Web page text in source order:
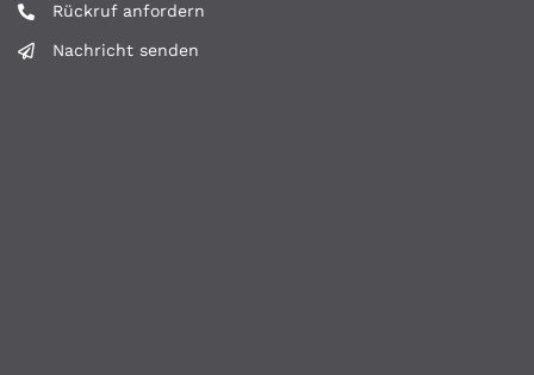
Rückruf anfordern
Nachricht senden